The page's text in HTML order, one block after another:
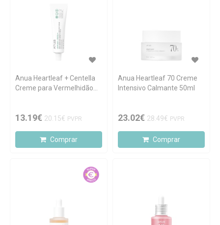
Anua Heartleaf + Centella
Creme para Vermelhidão
13.19€ 20.15€ PVPR
Comprar
Anua Heartleaf 70 Creme
Intensivo Calmante 50ml
23.02€ 28.49€ PVPR
Comprar